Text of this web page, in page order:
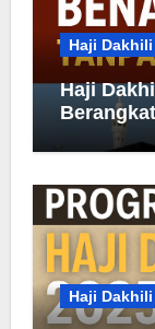
Haji Dakhili
Haji
Haji Dakhili